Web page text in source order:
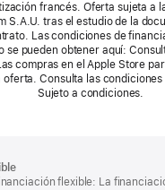
francés. Oferta sujeta a
S.A.U. tras el estudio de la
Las condiciones de
se pueden obtener aquí:
compras en el Apple Store
oferta. Consulta las condiciones
Sujeto a condiciones.
flexible: La